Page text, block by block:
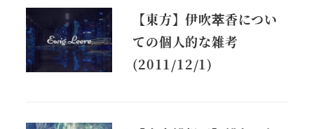
【東方】伊吹萃香につい
ての個人的な雑考
(2011/12/1)